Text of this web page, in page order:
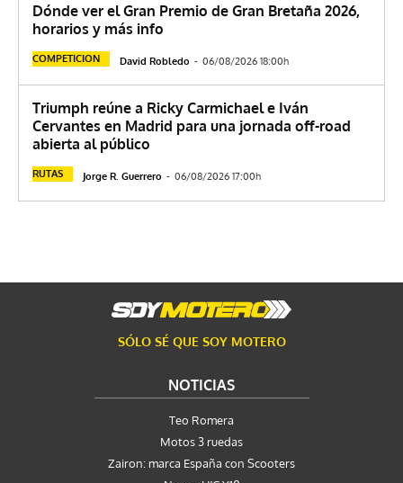
Dónde ver el Gran Premio de Gran Bretaña 2026,
horarios y más info
COMPETICION David Robledo - 06/08/2026 18:00h
Triumph reúne a Ricky Carmichael e Iván
Cervantes en Madrid para una jornada off-road
abierta al público
RUTAS Jorge R. Guerrero - 06/08/2026 17:00h
SÓLO SÉ QUE SOY MOTERO
NOTICIAS
Teo Romera
Motos 3 ruedas
Zairon: marca España con Scooters